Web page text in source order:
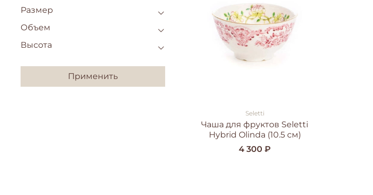
Seletti
Чаша для фруктов Seletti
Hybrid Olinda (10.5 см)
4 300 ₽
Размер
Объем
Высота
Применить